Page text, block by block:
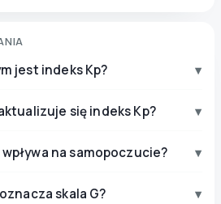
jest indeks Kp? ▾
się indeks Kp? ▾
na samopoczucie? ▾
skala G? ▾